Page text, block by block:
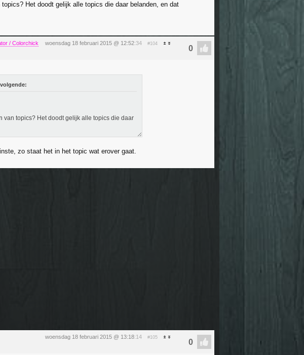
Het doodt gelijk alle topics die daar belanden, en dat
/ Colorchick woensdag 18 februari 2015 @ 12:52:34 #104
van topics? Het doodt gelijk alle topics die daar
zo staat het in het topic wat erover gaat.
woensdag 18 februari 2015 @ 13:18:14 #105